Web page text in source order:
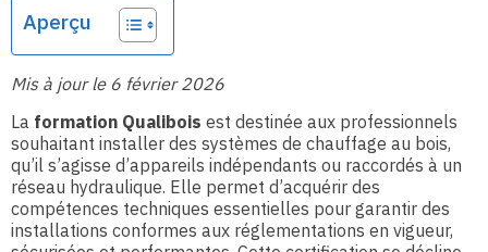
Aperçu
Mis à jour le 6 février 2026
La formation Qualibois est destinée aux professionnels
souhaitant installer des systèmes de chauffage au bois,
qu’il s’agisse d’appareils indépendants ou raccordés à un
réseau hydraulique. Elle permet d’acquérir des
compétences techniques essentielles pour garantir des
installations conformes aux réglementations en vigueur,